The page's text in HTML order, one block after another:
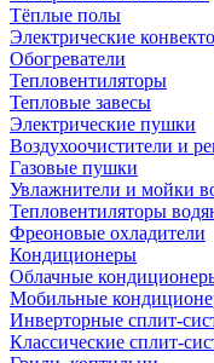
Тёплые полы
Электрические
Обогреватели
Тепловентиляторы
Тепловые завесы
Электрические пушки
Воздухоочистители и
Газовые пушки
Увлажнители и мойки
Тепловентиляторы
Фреоновые охладители
Кондиционеры
Облачные
Мобильные
Инверторные сплит-
Классические сплит-